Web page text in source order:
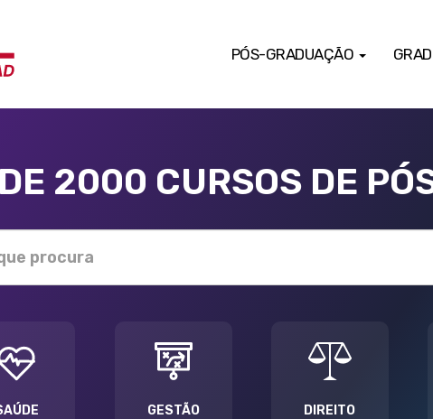
PÓS-GRADUAÇÃO
2000 CURSOS DE
GESTÃO DIREITO